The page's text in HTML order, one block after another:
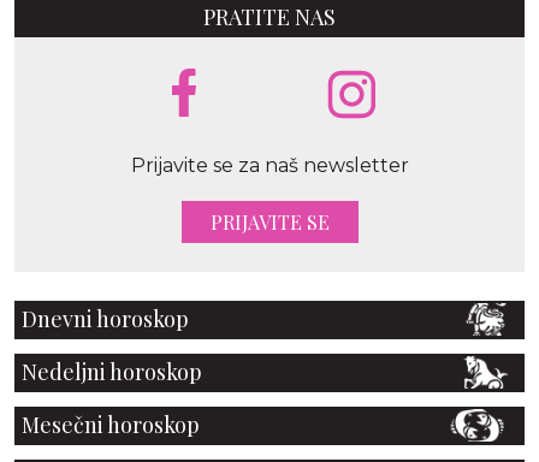
PRATITE NAS
Prijavite se za naš newsletter
PRIJAVITE SE
Dnevni horoskop
Nedeljni horoskop
Mesečni horoskop